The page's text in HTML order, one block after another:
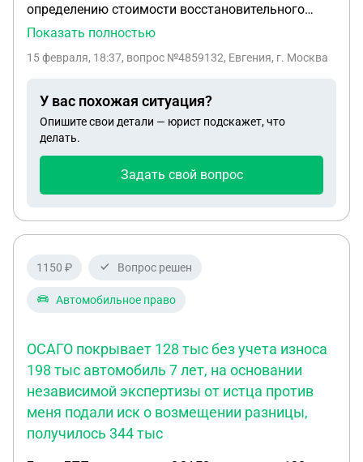
определению стоимости восстановительного
ремонта после дтп для взыскания с виновника
страховых выплат составлен акт осмотра
специалистом не внесенным в государственный
реестр. Экспертное заключение выдал другой
эксперт, который внесен в госреестр. Является ли
Показать полностью
15 февраля, 18:37, вопрос №4859132, Евгения, г. Москва
У вас похожая ситуация?
Опишите свои детали — юрист подскажет, что
делать.
Задать свой вопрос
1150 ₽ Вопрос решен
Автомобильное право
ОСАГО покрывает 128 тыс без учета износа
198 тыс автомобиль 7 лет, на основании
независимой экспертизы от истца против
меня подали иск о возмещении разницы,
получилось 344 тыс